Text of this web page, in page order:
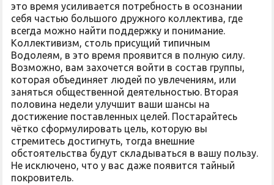
это время усиливается потребность в осознании
себя частью большого дружного коллектива, где
всегда можно найти поддержку и понимание.
Коллективизм, столь присущий типичным
Водолеям, в это время проявится в полную силу.
Возможно, вам захочется войти в состав группы,
которая объединяет людей по увлечениям, или
заняться общественной деятельностью. Вторая
половина недели улучшит ваши шансы на
достижение поставленных целей. Постарайтесь
чётко сформулировать цель, которую вы
стремитесь достигнуть, тогда внешние
обстоятельства будут складываться в вашу пользу.
Не исключено, что у вас даже появится тайный
покровитель.